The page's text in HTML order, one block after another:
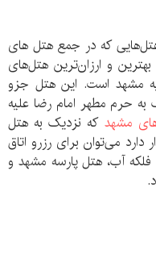
که در جمع هتل های
و ارزان‌ترین هتل‌های
مشهد است. این هتل جزو
حرم مطهر امام رضا علیه
مشهد که نزدیک به هتل
می‌توان برای رزرو اتاق
آب، هتل پارسه مشهد و